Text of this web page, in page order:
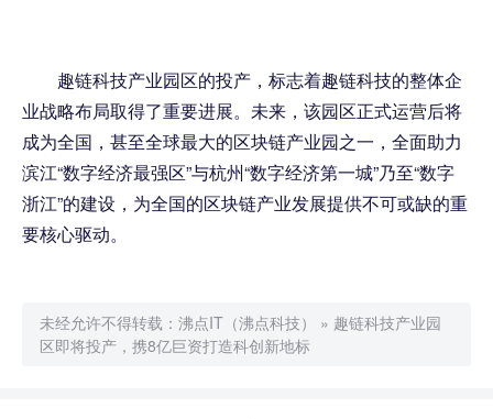
趣链科技产业园区的投产，标志着趣链科技的整体企
业战略布局取得了重要进展。未来，该园区正式运营后将
成为全国，甚至全球最大的区块链产业园之一，全面助力
滨江“数字经济最强区”与杭州“数字经济第一城”乃至“数字
浙江”的建设，为全国的区块链产业发展提供不可或缺的重
要核心驱动。
未经允许不得转载： 沸点IT（沸点科技） » 趣链科技产业园
区即将投产，携8亿巨资打造科创新地标